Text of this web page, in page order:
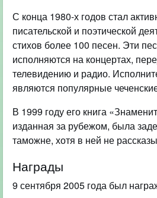
С конца 1980-х годов стал
писательской и поэтической
стихов более 100 песен. Эти
исполняются на концертах,
телевидению и радио.
являются популярные
В 1999 году его книга
изданная за рубежом, была
таможне, хотя в ней не
Награды
9 сентября 2005 года был